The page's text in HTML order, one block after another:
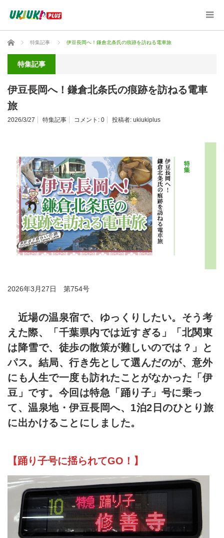
ホーム 特集記事 伊豆長岡へ！鎌倉北条氏の痕跡を訪ねる電車旅
特集記事
伊豆長岡へ！鎌倉北条氏の痕跡を訪ねる電車
旅
2026/3/27 特集記事 コメント: 0 投稿者: ukiukiplus
2026年3月27日 第754号
近場の温泉宿で、ゆっくりしたい。そう考
えた際、「千葉県内では近すぎる」「北関東
は降雪で、徒歩の散策が難しいのでは？」と
パス。結局、行き先として選んだのが、意外
にも人生で一度も訪れたことがなかった「伊
豆」です。今回は特急「踊り子」号に乗っ
て、温泉地・伊豆長岡へ、1泊2日のひとり旅
に出かけることにしました。
【踊り子号に揺られてGO！】